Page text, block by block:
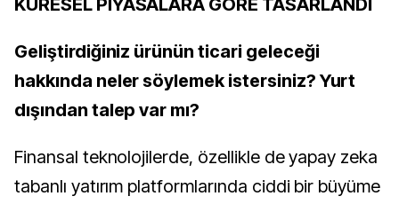
KÜRESEL PİYASALARA GÖRE TASARLANDI
Geliştirdiğiniz ürünün ticari geleceği
hakkında neler söylemek istersiniz? Yurt
dışından talep var mı?
Finansal teknolojilerde, özellikle de yapay zeka
tabanlı yatırım platformlarında ciddi bir büyüme